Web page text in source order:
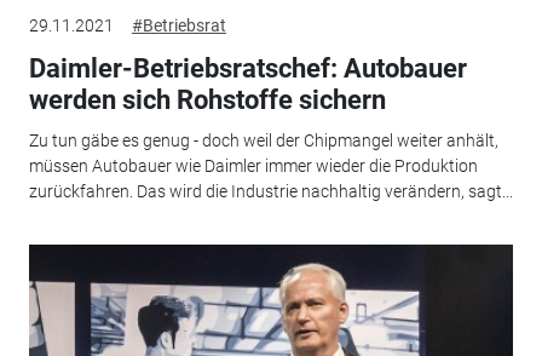
29.11.2021 #Betriebsrat
Daimler-Betriebsratschef: Autobauer
werden sich Rohstoffe sichern
Zu tun gäbe es genug - doch weil der Chipmangel weiter anhält,
müssen Autobauer wie Daimler immer wieder die Produktion
zurückfahren. Das wird die Industrie nachhaltig verändern, sagt...